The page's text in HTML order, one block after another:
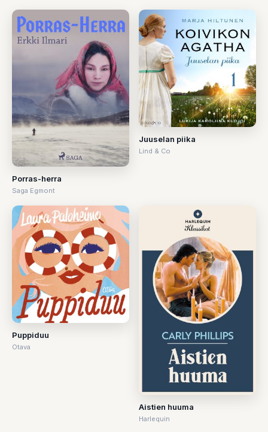
Porras-herra
Saga Egmont
Juuselan piika
Lind & Co
Puppiduu
Otava
Aistien huuma
Harlequin